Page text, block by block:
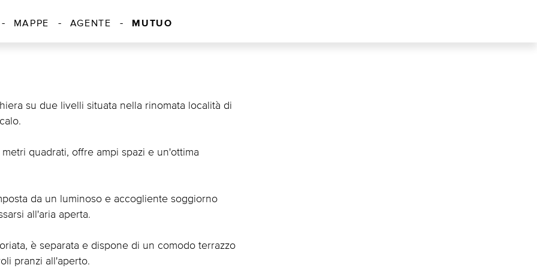
MAPPE AGENTE MUTUO
su due livelli situata nella rinomata località di
quadrati, offre ampi spazi e un'ottima
da un luminoso e accogliente soggiorno
all'aria aperta.
è separata e dispone di un comodo terrazzo
pranzi all'aperto.